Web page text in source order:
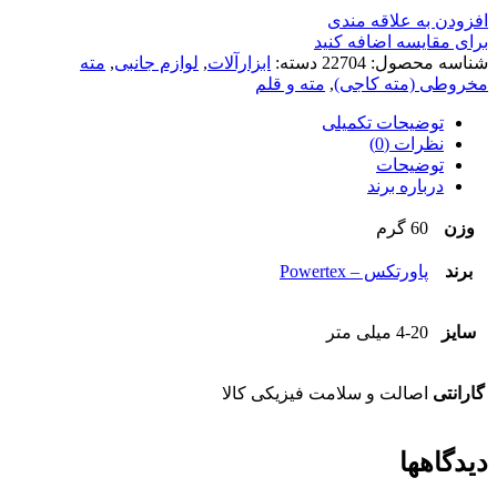
افزودن به علاقه مندی
برای مقایسه اضافه کنید
شناسه محصول: 22704 دسته: ابزارآلات, لوازم جانبی, مته
مخروطی (مته کاجی), مته و قلم
توضیحات تکمیلی
نظرات (0)
توضیحات
درباره برند
وزن 60 گرم
برند پاورتکس – Powertex
سایز 4-20 میلی متر
گارانتی اصالت و سلامت فیزیکی کالا
دیدگاهها